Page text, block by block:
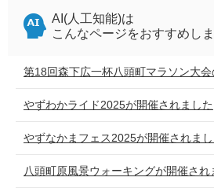
AI(人工知能)は
こんなページをおすすめし
第18回森下広一杯八頭町マラソン大
やずわかライド2025が開催されました
やずなかまフェス2025が開催されまし
八頭町原風景ウォーキングが開催され